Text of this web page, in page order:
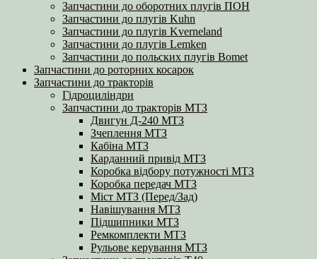
Запчастини до оборотних плугів ПОН
Запчастини до плугів Kuhn
Запчастини до плугів Kverneland
Запчастини до плугів Lemken
Запчастини до польских плугів Bomet
Запчастини до роторних косарок
Запчастини до тракторів
Гідроциліндри
Запчастини до тракторів МТЗ
Двигун Д-240 МТЗ
Зчеплення МТЗ
Кабіна МТЗ
Карданний привід МТЗ
Коробка відбору потужності МТЗ
Коробка передач МТЗ
Міст МТЗ (Перед/Зад)
Навішування МТЗ
Підшипники МТЗ
Ремкомплекти МТЗ
Рульове керування МТЗ